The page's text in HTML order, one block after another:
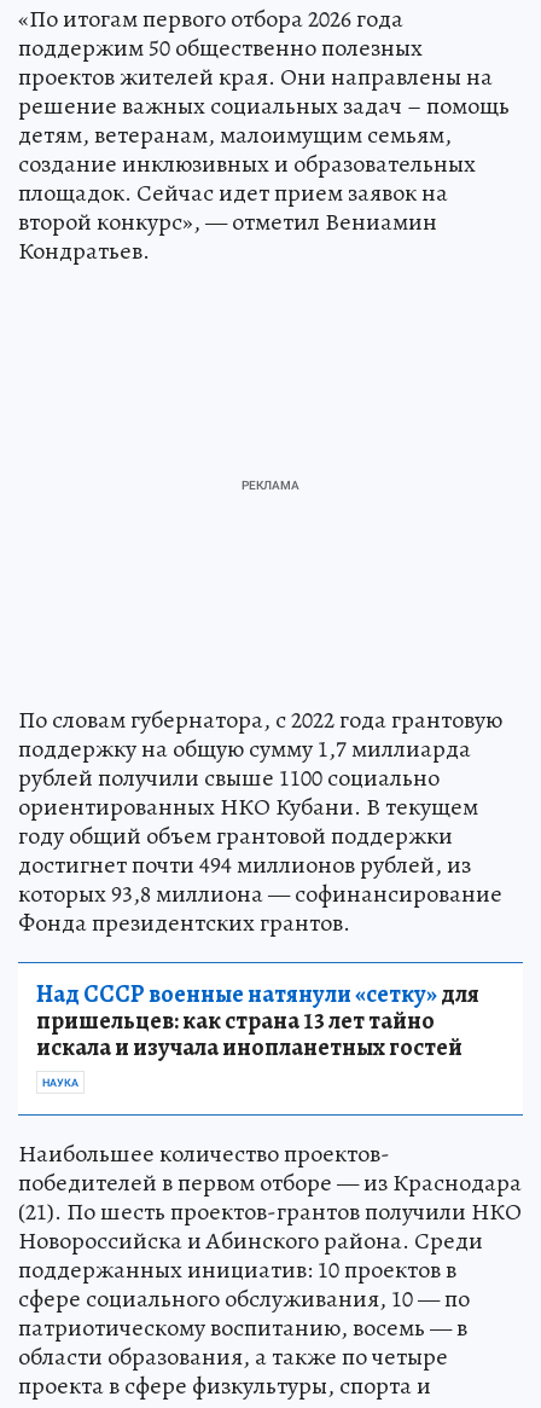
«По итогам первого отбора 2026 года
поддержим 50 общественно полезных
проектов жителей края. Они направлены на
решение важных социальных задач – помощь
детям, ветеранам, малоимущим семьям,
создание инклюзивных и образовательных
площадок. Сейчас идет прием заявок на
второй конкурс», — отметил Вениамин
Кондратьев.
По словам губернатора, с 2022 года грантовую
поддержку на общую сумму 1,7 миллиарда
рублей получили свыше 1100 социально
ориентированных НКО Кубани. В текущем
году общий объем грантовой поддержки
достигнет почти 494 миллионов рублей, из
которых 93,8 миллиона — софинансирование
Фонда президентских грантов.
Над СССР военные натянули «сетку»для
пришельцев: как страна 13 лет тайно
искала и изучала инопланетных гостей
НАУКА
Наибольшее количество проектов-
победителей в первом отборе — из Краснодара
(21). По шесть проектов-грантов получили НКО
Новороссийска и Абинского района. Среди
поддержанных инициатив: 10 проектов в
сфере социального обслуживания, 10 — по
патриотическому воспитанию, восемь — в
области образования, а также по четыре
проекта в сфере физкультуры, спорта и